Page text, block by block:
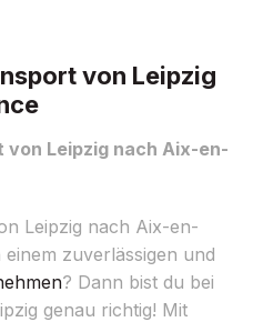
von Leipzig
Leipzig nach Aix-en-
Leipzig nach Aix-en-
zuverlässigen und
? Dann bist du bei
genau richtig! Mit